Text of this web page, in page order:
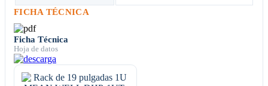
FICHA TÉCNICA
Ficha Técnica
Hoja de datos